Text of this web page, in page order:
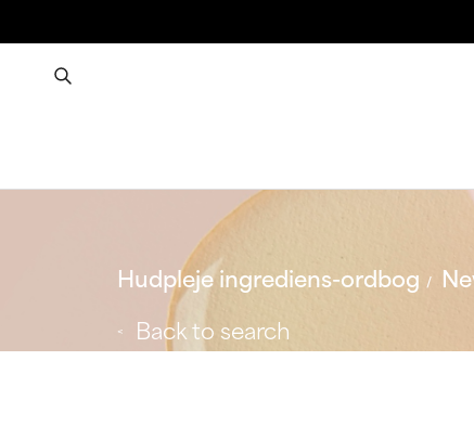
Hudpleje ingrediens-ordbog
Back to search